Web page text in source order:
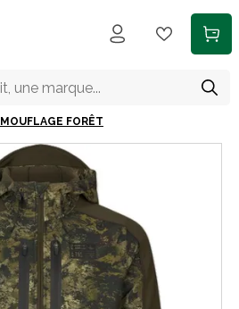
FORÊT